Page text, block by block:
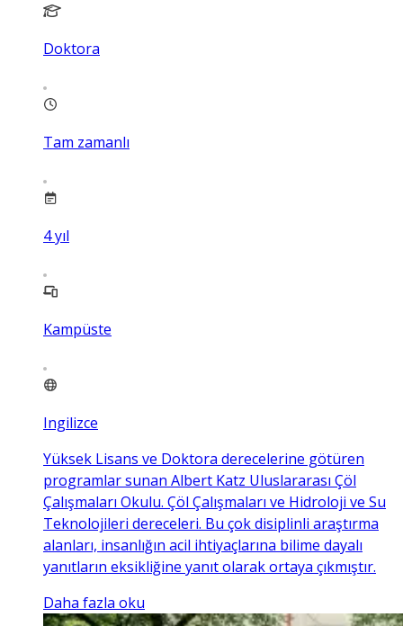
Doktora
Tam zamanlı
4yıl
Kampüste
Ingilizce
Yüksek Lisans ve Doktora derecelerine götüren
programlar sunan Albert Katz Uluslararası Çöl
Çalışmaları Okulu. Çöl Çalışmaları ve Hidroloji ve Su
Teknolojileri dereceleri. Bu çok disiplinli araştırma
alanları, insanlığın acil ihtiyaçlarına bilime dayalı
yanıtların eksikliğine yanıt olarak ortaya çıkmıştır.
Daha fazla oku